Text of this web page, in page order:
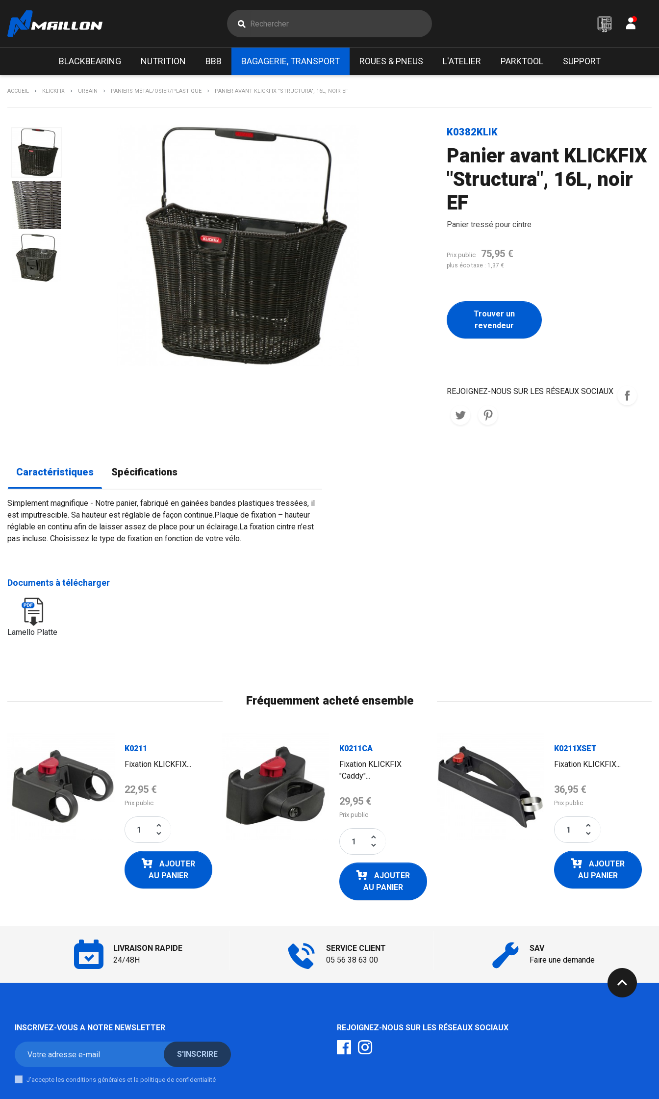
BLACKBEARING NUTRITION BBB BAGAGERIE, TRANSPORT ROUES & PNEUS L'ATELIER PARKTOOL SUPPORT
ACCUEIL KLICKFIX URBAIN PANIERS MÉTAL/OSIER/PLASTIQUE PANIER AVANT KLICKFIX "STRUCTURA", 16L, NOIR EF
K0382KLIK
Panier avant KLICKFIX
"Structura", 16L, noir
EF
Panier tressé pour cintre
Prix public 75,95 €
plus éco taxe : 1,37 €
Trouver un
revendeur
REJOIGNEZ-NOUS SUR LES RÉSEAUX SOCIAUX
Caractéristiques Spécifications
Simplement magnifique - Notre panier, fabriqué en gainées bandes plastiques tressées, il
est imputrescible. Sa hauteur est réglable de façon continue.Plaque de fixation – hauteur
réglable en continu afin de laisser assez de place pour un éclairage.La fixation cintre n’est
pas incluse. Choisissez le type de fixation en fonction de votre vélo.
Documents à télécharger
Lamello Platte
Fréquemment acheté ensemble
K0211
Fixation KLICKFIX...
Prix de base
22,95 €
Prix public
keyboard_arrow_up
keyboard_arrow_down
AJOUTER
AU PANIER
K0211CA
Fixation KLICKFIX
"Caddy"...
Prix de base
29,95 €
Prix public
keyboard_arrow_up
keyboard_arrow_down
AJOUTER
AU PANIER
K0211XSET
Fixation KLICKFIX...
Prix de base
36,95 €
Prix public
keyboard_arrow_up
keyboard_arrow_down
AJOUTER
AU PANIER
LIVRAISON RAPIDE
24/48H
SERVICE CLIENT
05 56 38 63 00
SAV
Faire une demande
expand_less
INSCRIVEZ-VOUS A NOTRE NEWSLETTER
S'INSCRIRE
J'accepte les conditions générales et la politique de confidentialité
REJOIGNEZ-NOUS SUR LES RÉSEAUX SOCIAUX